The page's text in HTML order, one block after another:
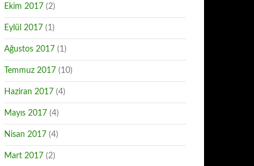
Ekim 2017 (2)
Eylül 2017 (1)
Ağustos 2017 (1)
Temmuz 2017 (10)
Haziran 2017 (4)
Mayıs 2017 (4)
Nisan 2017 (4)
Mart 2017 (2)